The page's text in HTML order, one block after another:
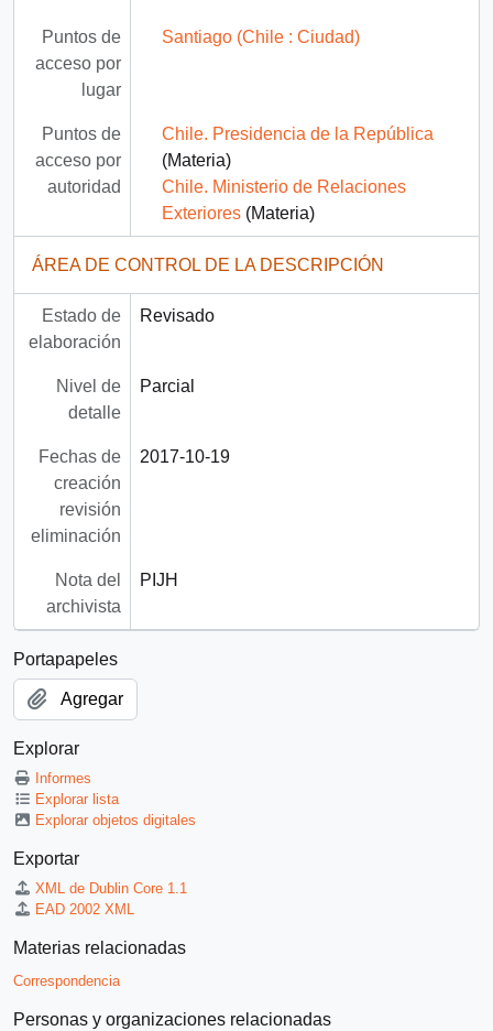
Puntos de
acceso por
lugar
Santiago (Chile : Ciudad)
Puntos de
acceso por
autoridad
Chile. Presidencia de la República
(Materia)
Chile. Ministerio de Relaciones
Exteriores(Materia)
ÁREA DE CONTROL DE LA DESCRIPCIÓN
Estado de
elaboración
Revisado
Nivel de
detalle
Parcial
Fechas de
creación
revisión
eliminación
2017-10-19
Nota del
archivista
PIJH
Portapapeles
Agregar
Explorar
Informes
Explorar lista
Explorar objetos digitales
Exportar
XML de Dublin Core 1.1
EAD 2002 XML
Materias relacionadas
Correspondencia
Personas y organizaciones relacionadas